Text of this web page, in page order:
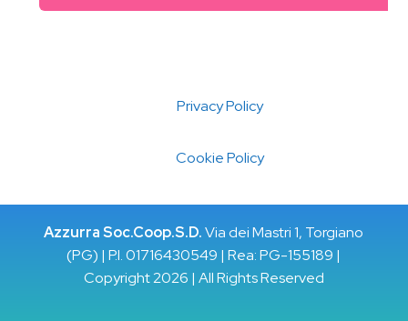
Privacy Policy
Cookie Policy
Azzurra Soc.Coop.S.D.Via dei Mastri 1, Torgiano
(PG) | P.I. 01716430549 | Rea: PG-155189 |
Copyright 2026 | All Rights Reserved